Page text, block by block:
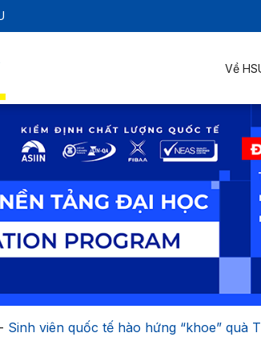
Về
- Sinh viên quốc tế hào hứng “khoe” quà